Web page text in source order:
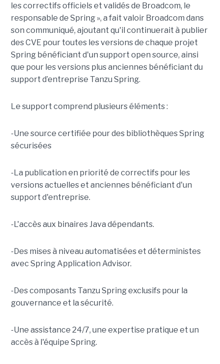
les correctifs officiels et validés de Broadcom, le
responsable de Spring », a fait valoir Broadcom dans
son communiqué, ajoutant qu'il continuerait à publier
des CVE pour toutes les versions de chaque projet
Spring bénéficiant d'un support open source, ainsi
que pour les versions plus anciennes bénéficiant du
support d’entreprise Tanzu Spring.
Le support comprend plusieurs éléments :
-Une source certifiée pour des bibliothèques Spring
sécurisées
-La publication en priorité de correctifs pour les
versions actuelles et anciennes bénéficiant d'un
support d'entreprise.
-L'accès aux binaires Java dépendants.
-Des mises à niveau automatisées et déterministes
avec Spring Application Advisor.
-Des composants Tanzu Spring exclusifs pour la
gouvernance et la sécurité.
-Une assistance 24/7, une expertise pratique et un
accès à l'équipe Spring.